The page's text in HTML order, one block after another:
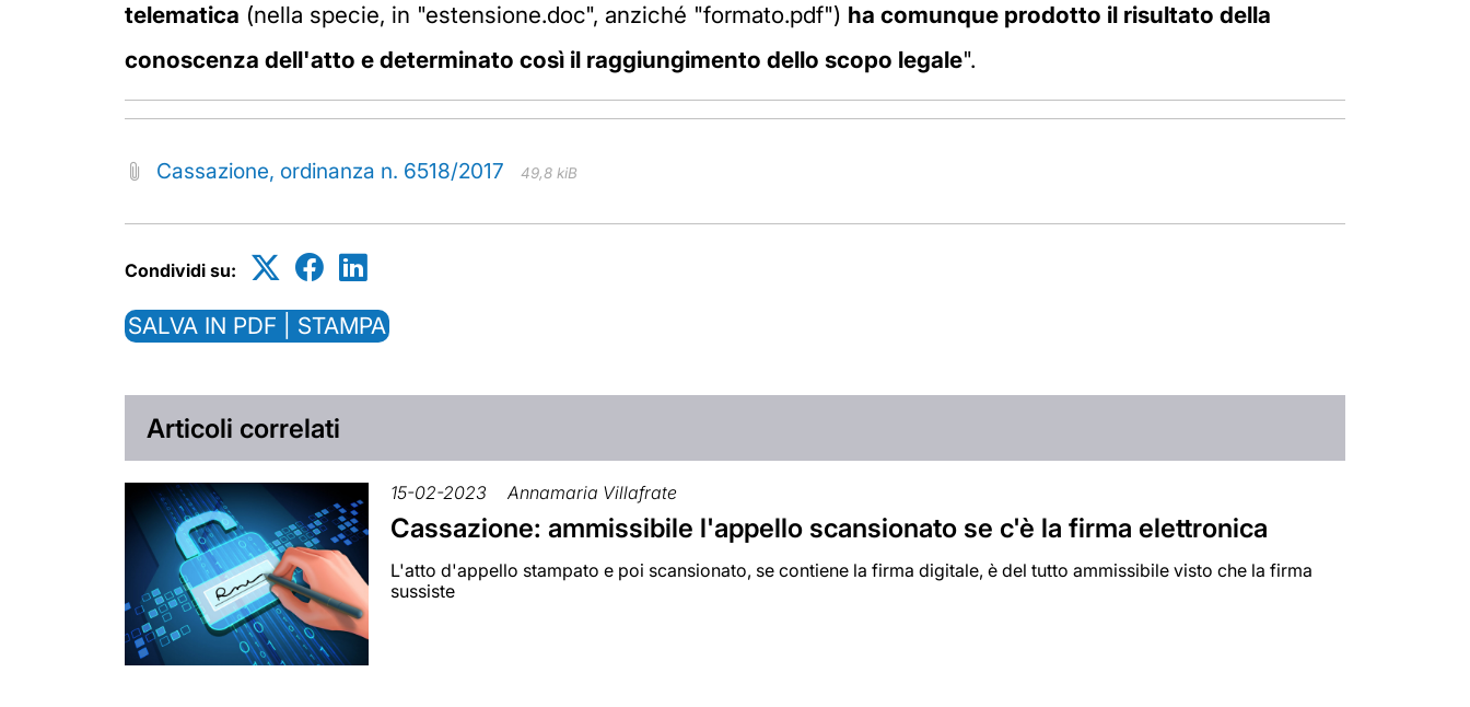
telematica (nella specie, in "estensione.doc", anziché "formato.pdf") ha comunque prodotto il risultato della
conoscenza dell'atto e determinato così il raggiungimento dello scopo legale".
Cassazione, ordinanza n. 6518/2017 49,8 kiB
Condividi su:
SALVA IN PDF | STAMPA
Articoli correlati
15-02-2023 Annamaria Villafrate
Cassazione: ammissibile l'appello scansionato se c'è la firma elettronica
L'atto d'appello stampato e poi scansionato, se contiene la firma digitale, è del tutto ammissibile visto che la firma
sussiste